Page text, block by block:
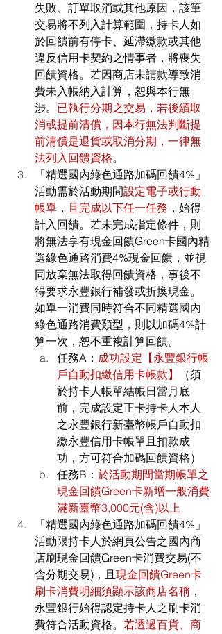
失敗、訂單取消或其他原因，該筆
交易將不列入計算範圍，持卡人如
於回饋前有停卡、延滯繳款或其他
違反信用卡契約之情事者，將喪失
回饋資格。若因商店未請款導致消
費未入帳納入計算，恕與本行無
涉。 已執行分期之交易，若後續取
消或提前清償，因本行無法判斷提
前清償是退貨或取消分期，一律無
法列入回饋資格。
「精選國內綠色通路加碼回饋4%」
活動需於活動期間設定電子或行動
帳單 ， 且完成以下任一任務 ，始得
計入回饋。若未完成指定條件，則
將無法享有現金回饋Green卡國內精
選綠色通路消費4%現金回饋，並視
同放棄無法取得回饋資格，事後不
得要求永豐銀行補發或折換現金。
如單一消費同時符合不同精選國內
綠色通路消費類型，則以加碼4%計
算一次，恕不重複計算回饋。
任務A： 成功設定【永豐銀行帳
戶自動扣繳信用卡帳款】
（須
於持卡人帳單結帳日當月底
前，完成設定正卡持卡人本人
之永豐銀行新臺幣帳戶自動扣
繳永豐信用卡帳單且扣款成
功，方可符合加碼回饋資格）
任務B： 於活動期間當期帳單之
現金回饋Green卡新增一般消費
滿新臺幣3,000元(含)以上
「精選國內綠色通路加碼回饋4%」
活動限持卡人於網頁公告之國內商
店刷現金回饋Green卡消費交易(不
含分期交易)，且 現金回饋Green卡
刷卡消費明細須顯示該商店名稱 ，
永豐銀行始得認定持卡人之刷卡消
費符合活動資格。 若透過百貨、商